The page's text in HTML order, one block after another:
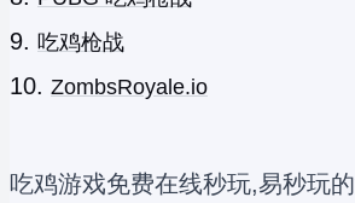
吃鸡枪战
ZombsRoyale.io
吃鸡游戏免费在线秒玩,易秒玩